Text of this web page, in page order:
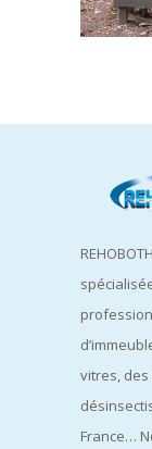
vitres,
France…